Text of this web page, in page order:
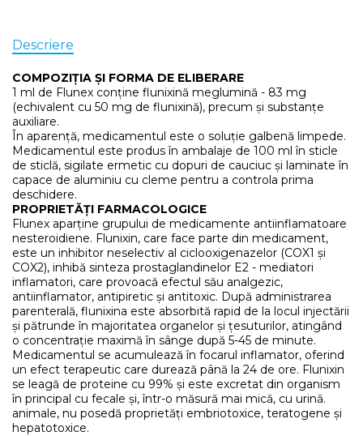
Descriere
COMPOZIȚIA ȘI FORMA DE ELIBERARE
1 ml de Flunex conține flunixină meglumină - 83 mg
(echivalent cu 50 mg de flunixină), precum și substanțe
auxiliare.
În aparență, medicamentul este o soluție galbenă limpede.
Medicamentul este produs în ambalaje de 100 ml în sticle
de sticlă, sigilate ermetic cu dopuri de cauciuc și laminate în
capace de aluminiu cu cleme pentru a controla prima
deschidere.
PROPRIETĂȚI FARMACOLOGICE
Flunex aparține grupului de medicamente antiinflamatoare
nesteroidiene. Flunixin, care face parte din medicament,
este un inhibitor neselectiv al ciclooxigenazelor (COX1 și
COX2), inhibă sinteza prostaglandinelor E2 - mediatori
inflamatori, care provoacă efectul său analgezic,
antiinflamator, antipiretic și antitoxic. După administrarea
parenterală, flunixina este absorbită rapid de la locul injectării
și pătrunde în majoritatea organelor și țesuturilor, atingând
o concentrație maximă în sânge după 5-45 de minute.
Medicamentul se acumulează în focarul inflamator, oferind
un efect terapeutic care durează până la 24 de ore. Flunixin
se leagă de proteine ​​cu 99% și este excretat din organism
în principal cu fecale și, într-o măsură mai mică, cu urină.
animale, nu posedă proprietăți embriotoxice, teratogene și
hepatotoxice.